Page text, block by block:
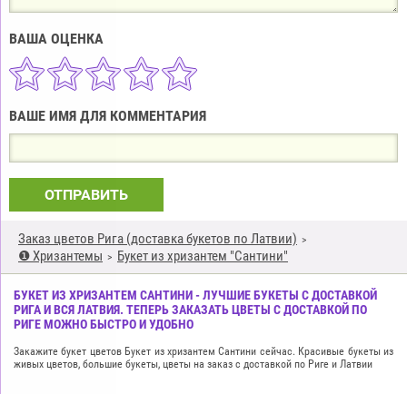
Заказ цветов Рига (доставка букетов по Латвии)
❶ Хризантемы
Букет из хризантем "Cантини"
БУКЕТ ИЗ ХРИЗАНТЕМ CАНТИНИ - ЛУЧШИЕ БУКЕТЫ С ДОСТАВКОЙ
РИГА И ВСЯ ЛАТВИЯ. ТЕПЕРЬ ЗАКАЗАТЬ ЦВЕТЫ С ДОСТАВКОЙ ПО
РИГЕ МОЖНО БЫСТРО И УДОБНО
Закажите букет цветов Букет из хризантем Cантини сейчас. Красивые букеты из
живых цветов, большие букеты, цветы на заказ с доставкой по Риге и Латвии
ВАША ОЦЕНКА
ВАШЕ ИМЯ ДЛЯ КОММЕНТАРИЯ
ОТПРАВИТЬ